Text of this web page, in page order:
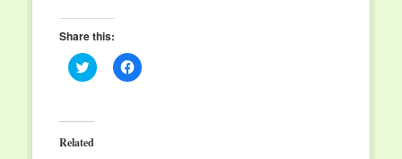
Share this:
Click
to
(Opens
in
new
Click
to
Related